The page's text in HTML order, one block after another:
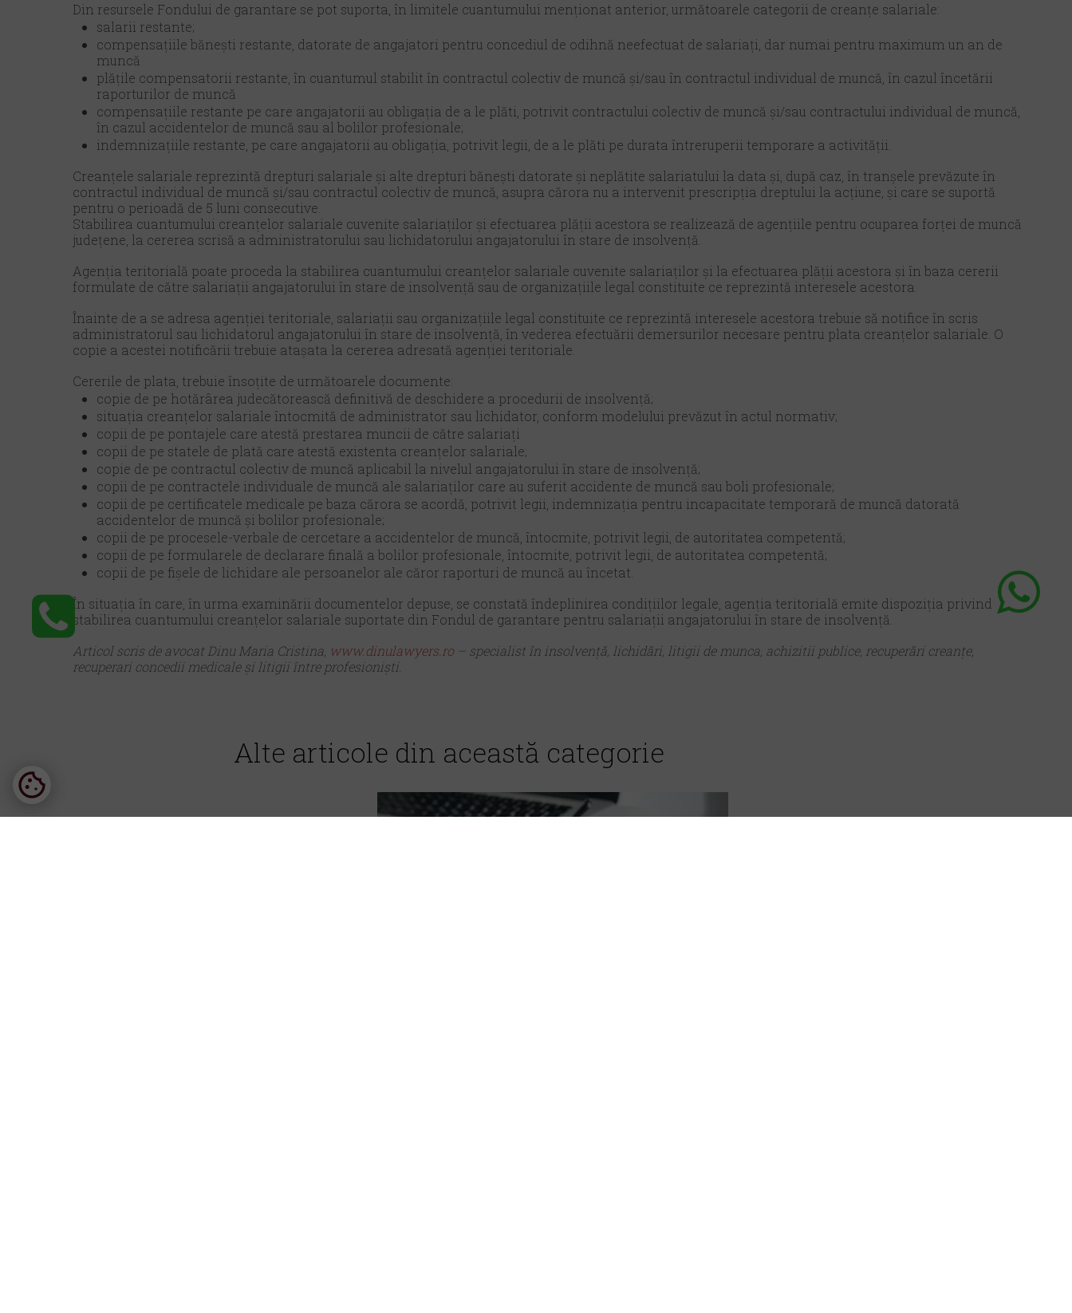
Din resursele Fondului de garantare se pot suporta, în limitele cuantumului menționat anterior, următoarele categorii de creanțe salariale:
salarii restante;
compensațiile bănești restante, datorate de angajatori pentru concediul de odihnă neefectuat de salariați, dar numai pentru maximum un an de
muncă
plățile compensatorii restante, în cuantumul stabilit în contractul colectiv de muncă şi/sau în contractul individual de muncă, în cazul încetării
raporturilor de muncă
compensațiile restante pe care angajatorii au obligația de a le plăti, potrivit contractului colectiv de muncă şi/sau contractului individual de muncă,
în cazul accidentelor de muncă sau al bolilor profesionale;
indemnizațiile restante, pe care angajatorii au obligația, potrivit legii, de a le plăti pe durata întreruperii temporare a activității.
Creanțele salariale reprezintă drepturi salariale şi alte drepturi bănești datorate şi neplătite salariatului la data şi, după caz, în tranșele prevăzute în
contractul individual de muncă şi/sau contractul colectiv de muncă, asupra cărora nu a intervenit prescripția dreptului la acţiune, şi care se suportă
pentru o perioadă de 5 luni consecutive.
Stabilirea cuantumului creanțelor salariale cuvenite salariaților şi efectuarea plății acestora se realizează de agențiile pentru ocuparea forței de muncă
județene, la cererea scrisă a administratorului sau lichidatorului angajatorului în stare de insolvență.
Agenția teritorială poate proceda la stabilirea cuantumului creanțelor salariale cuvenite salariaților şi la efectuarea plăţii acestora şi în baza cererii
formulate de către salariații angajatorului în stare de insolvență sau de organizațiile legal constituite ce reprezintă interesele acestora.
Înainte de a se adresa agenției teritoriale, salariații sau organizațiile legal constituite ce reprezintă interesele acestora trebuie să notifice în scris
administratorul sau lichidatorul angajatorului în stare de insolvență, în vederea efectuării demersurilor necesare pentru plata creanțelor salariale. O
copie a acestei notificării trebuie atașata la cererea adresată agenției teritoriale.
Cererile de plata, trebuie însoțite de următoarele documente:
copie de pe hotărârea judecătorească definitivă de deschidere a procedurii de insolvență;
situația creanțelor salariale întocmită de administrator sau lichidator, conform modelului prevăzut în actul normativ;
copii de pe pontajele care atestă prestarea muncii de către salariați
copii de pe statele de plată care atestă existenta creanțelor salariale;
copie de pe contractul colectiv de muncă aplicabil la nivelul angajatorului în stare de insolvență;
copii de pe contractele individuale de muncă ale salariaților care au suferit accidente de muncă sau boli profesionale;
copii de pe certificatele medicale pe baza cărora se acordă, potrivit legii, indemnizația pentru incapacitate temporară de muncă datorată
accidentelor de muncă şi bolilor profesionale;
copii de pe procesele-verbale de cercetare a accidentelor de muncă, întocmite, potrivit legii, de autoritatea competentă;
copii de pe formularele de declarare finală a bolilor profesionale, întocmite, potrivit legii, de autoritatea competentă;
copii de pe fişele de lichidare ale persoanelor ale căror raporturi de muncă au încetat.
În situația în care, în urma examinării documentelor depuse, se constată îndeplinirea condițiilor legale, agenția teritorială emite dispoziția privind
stabilirea cuantumului creanțelor salariale suportate din Fondul de garantare pentru salariații angajatorului în stare de insolvență.
Articol scris de avocat Dinu Maria Cristina, www.dinulawyers.ro– specialist în insolvență, lichidări, litigii de munca, achizitii publice, recuperări creanțe,
recuperari concedii medicale și litigii între profesioniști.
Alte articole din această categorie